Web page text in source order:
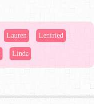
Lauren Lenfried
Linda